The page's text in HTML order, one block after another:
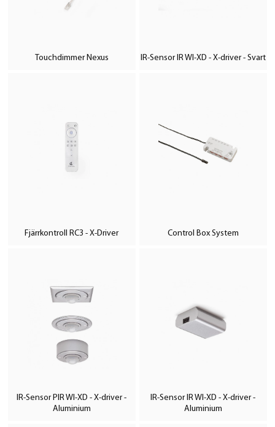
Touchdimmer Nexus IR-Sensor IR WI-XD - X-driver - Svart
Fjärrkontroll RC3 - X-Driver Control Box System
IR-Sensor PIR WI-XD - X-driver -
Aluminium
IR-Sensor IR WI-XD - X-driver -
Aluminium